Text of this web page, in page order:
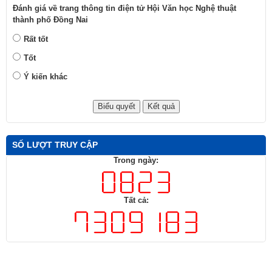
Đánh giá về trang thông tin điện tử Hội Văn học Nghệ thuật
thành phố Đồng Nai
Rất tốt
Tốt
Ý kiến khác
SỐ LƯỢT TRUY CẬP
Trong ngày:
Tất cả: